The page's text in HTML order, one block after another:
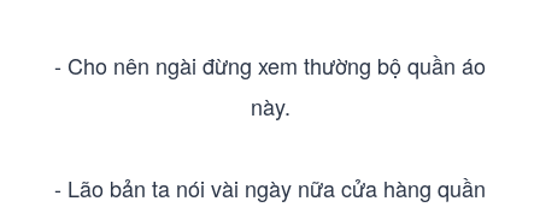
- Cho nên ngài đừng xem thường bộ quần áo
này.
- Lão bản ta nói vài ngày nữa cửa hàng quần